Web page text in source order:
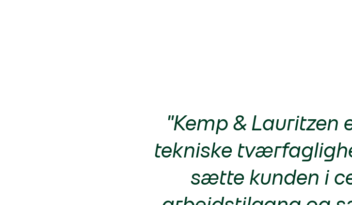
"Kemp & Lauritzen
tekniske
sætte kunden i